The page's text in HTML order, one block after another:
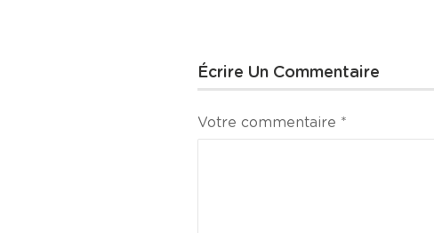
Écrire Un Commentaire
Votre commentaire *